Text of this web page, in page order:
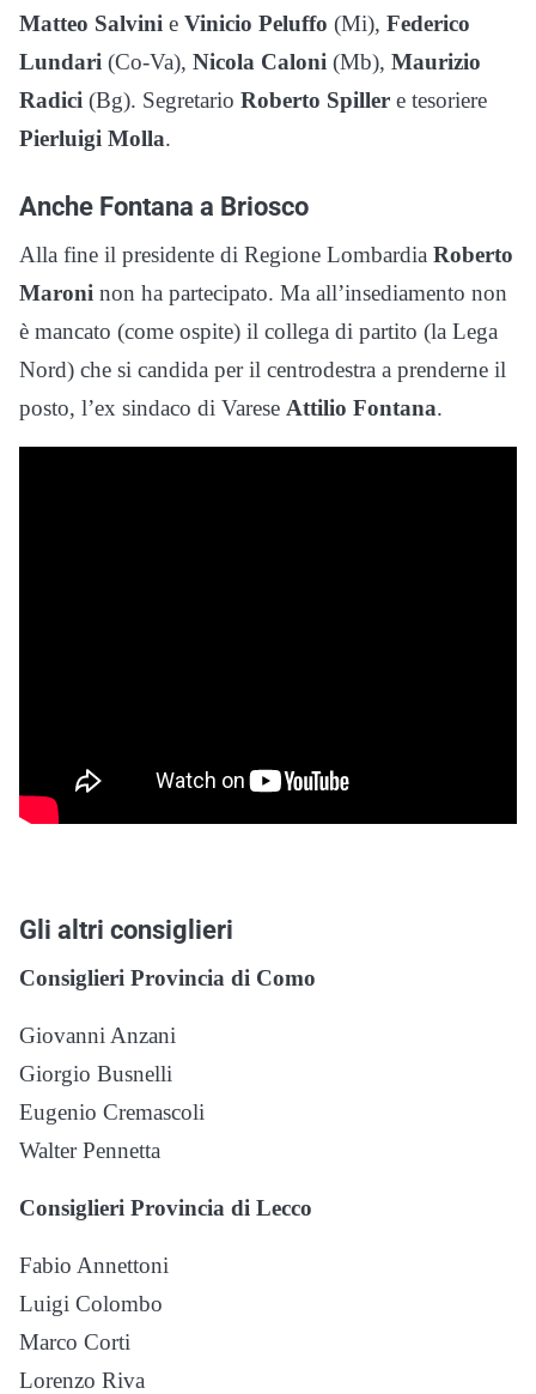
Matteo Salvini e Vinicio Peluffo (Mi), Federico
Lundari (Co-Va), Nicola Caloni (Mb), Maurizio
Radici (Bg). Segretario Roberto Spiller e tesoriere
Pierluigi Molla.
Anche Fontana a Briosco
Alla fine il presidente di Regione Lombardia Roberto
Maroni non ha partecipato. Ma all’insediamento non
è mancato (come ospite) il collega di partito (la Lega
Nord) che si candida per il centrodestra a prenderne il
posto, l’ex sindaco di Varese Attilio Fontana.
Gli altri consiglieri
Consiglieri Provincia di Como
Giovanni Anzani
Giorgio Busnelli
Eugenio Cremascoli
Walter Pennetta
Consiglieri Provincia di Lecco
Fabio Annettoni
Luigi Colombo
Marco Corti
Lorenzo Riva